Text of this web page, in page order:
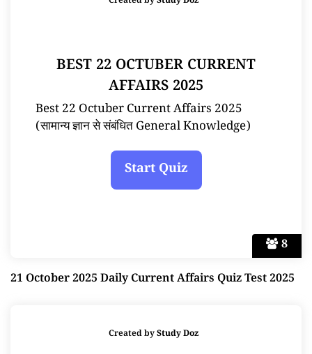
8
BEST 22 OCTUBER CURRENT
AFFAIRS 2025
Best 22 Octuber Current Affairs 2025
(सामान्य ज्ञान से संबंधित General Knowledge)
21 October 2025 Daily Current Affairs Quiz Test 2025
Created byStudy Doz